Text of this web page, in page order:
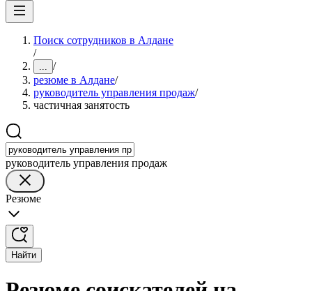
Поиск сотрудников в Алдане
/
... /
резюме в Алдане/
руководитель управления продаж/
частичная занятость
руководитель управления продаж
Резюме
Найти